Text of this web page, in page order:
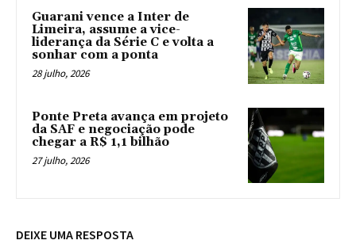
Guarani vence a Inter de
Limeira, assume a vice-
liderança da Série C e volta a
sonhar com a ponta
28 julho, 2026
Ponte Preta avança em projeto
da SAF e negociação pode
chegar a R$ 1,1 bilhão
27 julho, 2026
DEIXE UMA RESPOSTA